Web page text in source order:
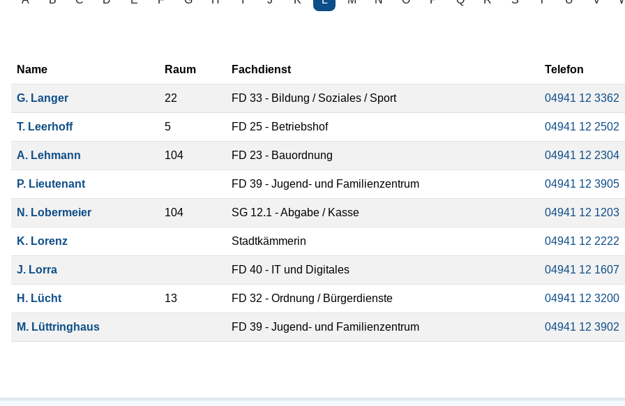
Name Raum Fachdienst Telefon
G. Langer 22 FD 33 - Bildung / Soziales / Sport 04941 12 3362
T. Leerhoff 5 FD 25 - Betriebshof 04941 12 2502
A. Lehmann 104 FD 23 - Bauordnung 04941 12 2304
P. Lieutenant FD 39 - Jugend- und Familienzentrum 04941 12 3905
N. Lobermeier 104 SG 12.1 - Abgabe / Kasse 04941 12 1203
K. Lorenz Stadtkämmerin 04941 12 2222
J. Lorra FD 40 - IT und Digitales 04941 12 1607
H. Lücht 13 FD 32 - Ordnung / Bürgerdienste 04941 12 3200
M. Lüttringhaus FD 39 - Jugend- und Familienzentrum 04941 12 3902